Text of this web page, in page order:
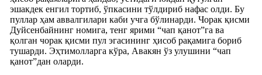
эшакдек енгил тортиб, ўпкасини тўлдириб нафас олди. Бу
пуллар ҳам аввалгилари каби учга бўлинарди. Чорак қисми
Дуйсенбайнинг номига, тенг ярими “чап қанот”га ва
қолган чорак қисми пул эгасининг ҳисоб рақамига бориб
тушарди. Эҳтимолларга кўра, Авакян ўз улушини “чап
қанот”дан оларди.